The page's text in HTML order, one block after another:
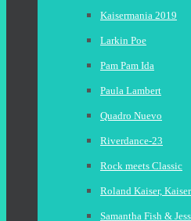
Kaisermania 2019
Larkin Poe
Pam Pam Ida
Paula Lambert
Quadro Nuevo
Riverdance-23
Rock meets Classic
Roland Kaiser,
Samantha Fish &